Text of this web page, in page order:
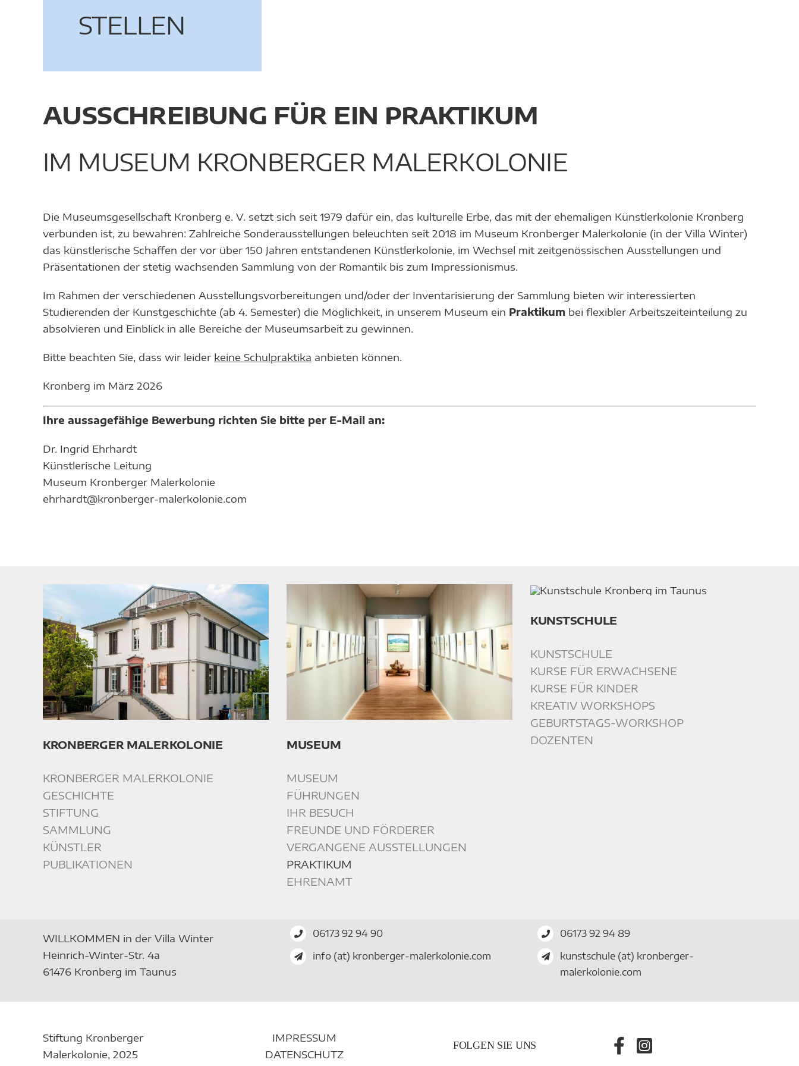
STELLEN
AUSSCHREIBUNG FÜR EIN PRAKTIKUM
IM MUSEUM KRONBERGER MALERKOLONIE
Die Museumsgesellschaft Kronberg e. V. setzt sich seit 1979 dafür ein, das kulturelle Erbe, das mit der ehemaligen Künstlerkolonie Kronberg
verbunden ist, zu bewahren: Zahlreiche Sonderausstellungen beleuchten seit 2018 im Museum Kronberger Malerkolonie (in der Villa Winter)
das künstlerische Schaffen der vor über 150 Jahren entstandenen Künstlerkolonie, im Wechsel mit zeitgenössischen Ausstellungen und
Präsentationen der stetig wachsenden Sammlung von der Romantik bis zum Impressionismus.
Im Rahmen der verschiedenen Ausstellungsvorbereitungen und/oder der Inventarisierung der Sammlung bieten wir interessierten
Studierenden der Kunstgeschichte (ab 4. Semester) die Möglichkeit, in unserem Museum ein Praktikum bei flexibler Arbeitszeiteinteilung zu
absolvieren und Einblick in alle Bereiche der Museumsarbeit zu gewinnen.
Bitte beachten Sie, dass wir leider keine Schulpraktika anbieten können.
Kronberg im März 2026
Ihre aussagefähige Bewerbung richten Sie bitte per E-Mail an:
Dr. Ingrid Ehrhardt
Künstlerische Leitung
Museum Kronberger Malerkolonie
ehrhardt@kronberger-malerkolonie.com
KRONBERGER MALERKOLONIE
KRONBERGER MALERKOLONIE
GESCHICHTE
STIFTUNG
SAMMLUNG
KÜNSTLER
PUBLIKATIONEN
MUSEUM
MUSEUM
FÜHRUNGEN
IHR BESUCH
FREUNDE UND FÖRDERER
VERGANGENE AUSSTELLUNGEN
PRAKTIKUM
EHRENAMT
KUNSTSCHULE
KUNSTSCHULE
KURSE FÜR ERWACHSENE
KURSE FÜR KINDER
KREATIV WORKSHOPS
GEBURTSTAGS-WORKSHOP
DOZENTEN
WILLKOMMEN in der Villa Winter
Heinrich-Winter-Str. 4a
61476 Kronberg im Taunus
06173 92 94 90
info (at) kronberger-malerkolonie.com
06173 92 94 89
kunstschule (at) kronberger-
malerkolonie.com
Stiftung Kronberger
Malerkolonie, 2025
IMPRESSUM
DATENSCHUTZ
FOLGEN SIE UNS